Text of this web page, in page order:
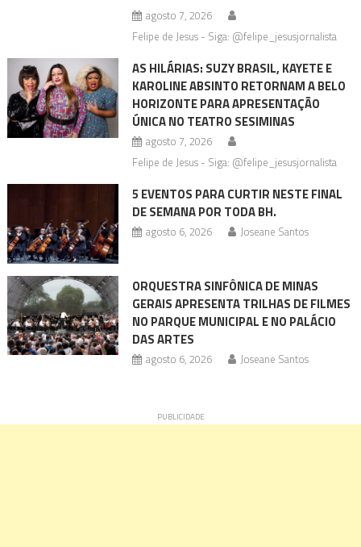
agosto 7, 2026
Felipe de Jesus - Siga: @felipe_jesusjornalista
AS HILÁRIAS: SUZY BRASIL, KAYETE E
KAROLINE ABSINTO RETORNAM A BELO
HORIZONTE PARA APRESENTAÇÃO
ÚNICA NO TEATRO SESIMINAS
agosto 7, 2026
Felipe de Jesus - Siga: @felipe_jesusjornalista
5 EVENTOS PARA CURTIR NESTE FINAL
DE SEMANA POR TODA BH.
agosto 6, 2026 Joseane Santos
ORQUESTRA SINFÔNICA DE MINAS
GERAIS APRESENTA TRILHAS DE FILMES
NO PARQUE MUNICIPAL E NO PALÁCIO
DAS ARTES
agosto 6, 2026 Joseane Santos